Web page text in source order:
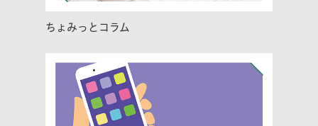
ちょみっとコラム